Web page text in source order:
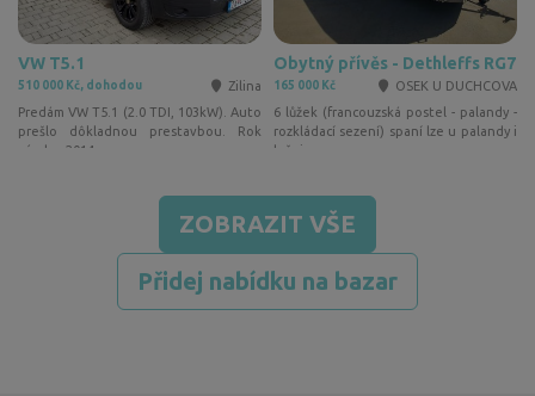
VW T5.1
510 000 Kč, dohodou
Zilina
Predám VW T5.1 (2.0 TDI, 103kW). Auto
prešlo dôkladnou prestavbou. Rok
výroby: 2014 …
Obytný přívěs - Dethleffs RG7
165 000 Kč
OSEK U DUCHCOVA
6 lůžek (francouzská postel - palandy -
rozkládací sezení) spaní lze u palandy i
ložnice…
ZOBRAZIT VŠE
Přidej nabídku na bazar